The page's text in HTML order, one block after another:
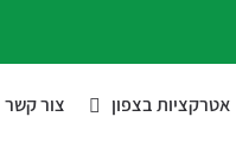
אטרקציות בצפון צור קשר